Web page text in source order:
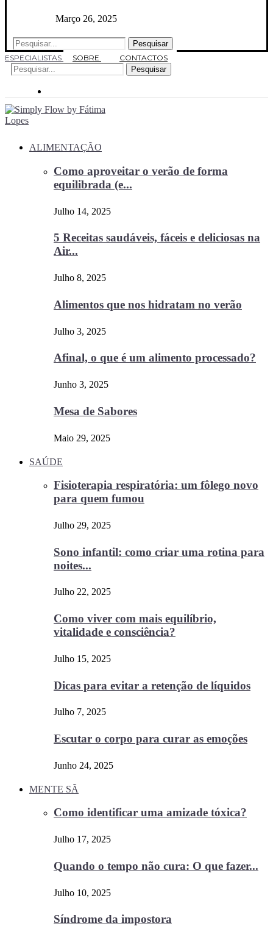
Março 26, 2025
Pesquisar
ESPECIALISTAS
SOBRE
CONTACTOS
Pesquisar
ALIMENTAÇÃO
Como aproveitar o verão de forma
equilibrada (e...
Julho 14, 2025
5 Receitas saudáveis, fáceis e deliciosas na
Air...
Julho 8, 2025
Alimentos que nos hidratam no verão
Julho 3, 2025
Afinal, o que é um alimento processado?
Junho 3, 2025
Mesa de Sabores
Maio 29, 2025
SAÚDE
Fisioterapia respiratória: um fôlego novo
para quem fumou
Julho 29, 2025
Sono infantil: como criar uma rotina para
noites...
Julho 22, 2025
Como viver com mais equilíbrio,
vitalidade e consciência?
Julho 15, 2025
Dicas para evitar a retenção de líquidos
Julho 7, 2025
Escutar o corpo para curar as emoções
Junho 24, 2025
MENTE SÃ
Como identificar uma amizade tóxica?
Julho 17, 2025
Quando o tempo não cura: O que fazer...
Julho 10, 2025
Síndrome da impostora